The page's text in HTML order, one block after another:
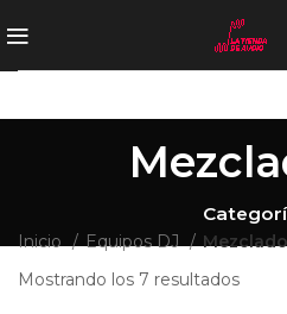
Inicio Equipos DJ
Mostrando los 7 resultados